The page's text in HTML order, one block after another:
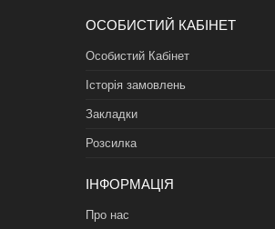
ОСОБИСТИЙ КАБІНЕТ
Особистий Кабінет
Історія замовлень
Закладки
Розсилка
ІНФОРМАЦІЯ
Про нас